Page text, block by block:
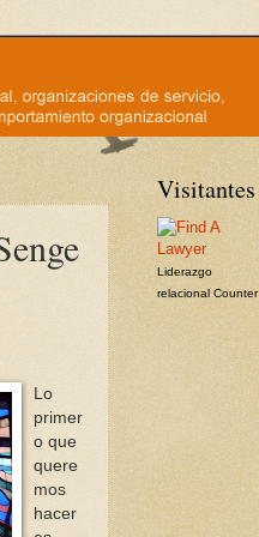
Lo
primer
o que
quere
mos
hacer
Visitantes
Liderazgo
relacional Counter